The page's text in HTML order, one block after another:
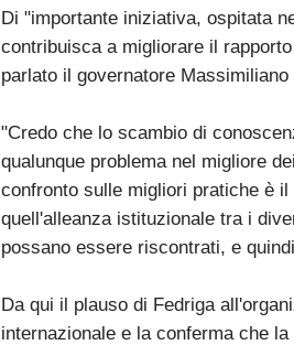
Di "importante iniziativa, ospitata
contribuisca a migliorare il
parlato il governatore
"Credo che lo scambio di
qualunque problema nel migliore
confronto sulle migliori pratiche è
quell'alleanza istituzionale tra i
possano essere riscontrati, e
Da qui il plauso di Fedriga
internazionale e la conferma che